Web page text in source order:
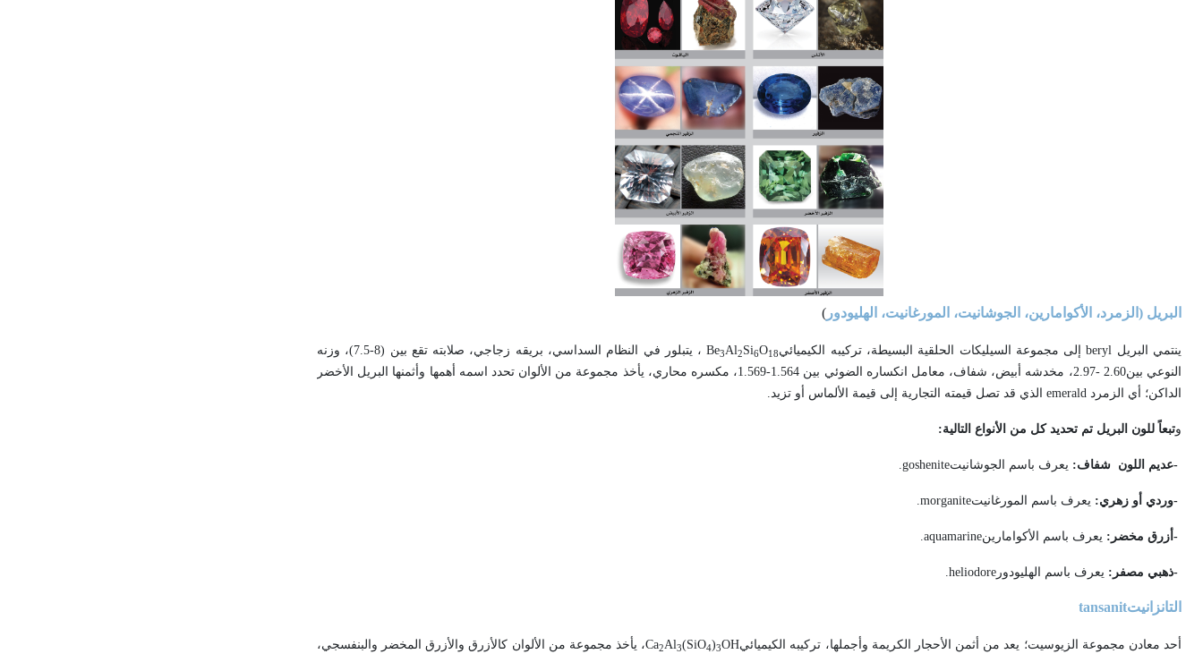
البريل (الزمرد، الأكوامارين، الجوشانيت، المورغانيت، الهليودور (
ينتمي البريل beryl إلى مجموعة السيليكات الحلقية البسيطة، تركيبه الكيميائي Be3Al2Si6O18
، يتبلور في النظام السداسي، بريقه زجاجي، صلابته تقع بين (8-7.5)، وزنه
النوعي بين2.60 -2.97، مخدشه أبيض، شفاف، معامل انكساره الضوئي بين 1.564-1.569، مكسره محاري، يأخذ مجموعة من الألوان تحدد اسمه أهمها وأثمنها البريل الأخضر
الداكن؛ أي الزمرد emerald الذي قد تصل قيمته التجارية إلى قيمة الألماس أو تزيد.
وتبعاً للون البريل تم تحديد كل من الأنواع التالية:
-عديم اللون شفاف: يعرف باسم الجوشانيت.goshenite
-وردي أو زهري: يعرف باسم المورغانيت.morganite
- أزرق مخضر: يعرف باسم الأكوامارين.aquamarine
-ذهبي مصفر: يعرف باسم الهليودور .heliodore
التانزانيتtansanit
أحد معادن مجموعة الزيوسيت؛ يعد من أثمن الأحجار الكريمة وأجملها، تركيبه الكيميائي Ca2Al3(SiO4)3OH
، يأخذ مجموعة من الألوان كالأزرق والأزرق المخضر والبنفسجي،